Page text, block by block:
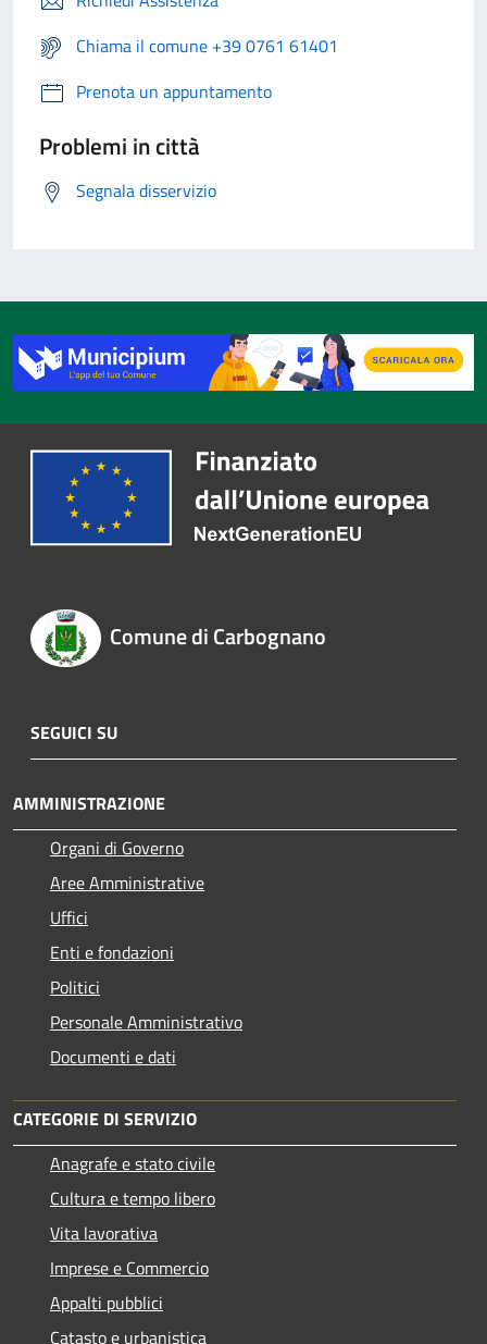
Chiama il comune +39 0761 61401
Prenota un appuntamento
Problemi in città
Segnala disservizio
Comune di Carbognano
SEGUICI SU
AMMINISTRAZIONE
Organi di Governo
Aree Amministrative
Uffici
Enti e fondazioni
Politici
Personale Amministrativo
Documenti e dati
CATEGORIE DI SERVIZIO
Anagrafe e stato civile
Cultura e tempo libero
Vita lavorativa
Imprese e Commercio
Appalti pubblici
Catasto e urbanistica